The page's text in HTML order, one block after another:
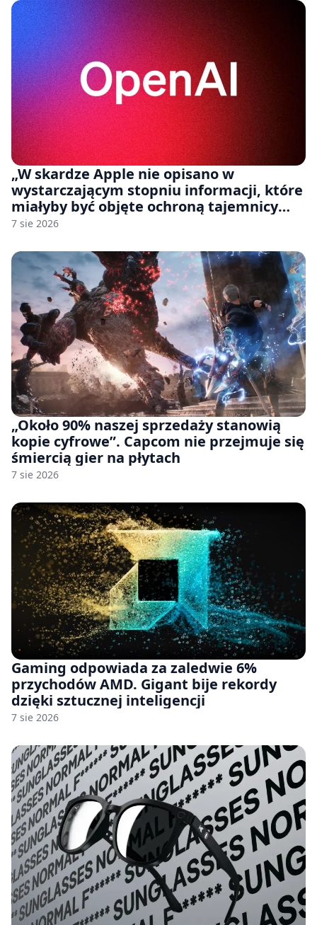
„W skardze Apple nie opisano w
wystarczającym stopniu informacji, które
miałyby być objęte ochroną tajemnicy
handlowej”. OpenAI żąda odrzucenia
7 sie 2026
„Około 90% naszej sprzedaży stanowią
kopie cyfrowe”. Capcom nie przejmuje się
śmiercią gier na płytach
7 sie 2026
Gaming odpowiada za zaledwie 6%
przychodów AMD. Gigant bije rekordy
dzięki sztucznej inteligencji
7 sie 2026